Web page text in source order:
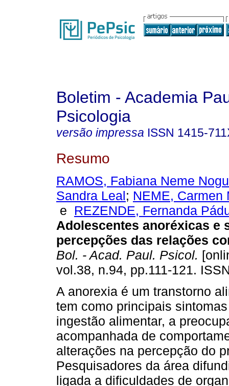
Boletim - Academia
Psicologia
versão impressa ISSN 1415-
Resumo
RAMOS, Fabiana Neme
Sandra Leal; NEME, Carmen
e REZENDE, Fernanda
Adolescentes anoréxicas e
percepções das relações
Bol. - Acad. Paul. Psicol.
vol.38, n.94, pp.111-121.
A anorexia é um transtorno
tem como principais
ingestão alimentar, a
acompanhada de
alterações na percepção do
Pesquisadores da área
ligada a dificuldades de